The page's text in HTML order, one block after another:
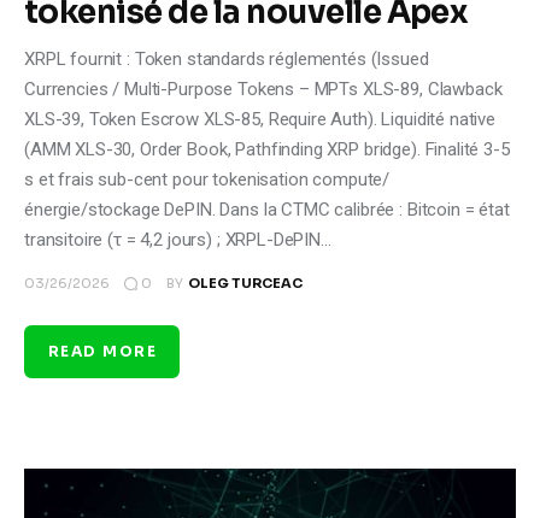
tokenisé de la nouvelle Apex
XRPL fournit : Token standards réglementés (Issued
Currencies / Multi-Purpose Tokens – MPTs XLS-89, Clawback
XLS-39, Token Escrow XLS-85, Require Auth). Liquidité native
(AMM XLS-30, Order Book, Pathfinding XRP bridge). Finalité 3-5
s et frais sub-cent pour tokenisation compute/
énergie/stockage DePIN. Dans la CTMC calibrée : Bitcoin = état
transitoire (τ = 4,2 jours) ; XRPL-DePIN…
03/26/2026 0 BY OLEG TURCEAC
READ MORE